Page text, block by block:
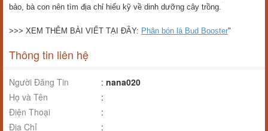
bảo, bà con nên tìm địa chỉ hiểu kỹ về dinh dưỡng cây trồng.
>>> XEM THÊM BÀI VIẾT TẠI ĐÂY: Phân bón lá Bud Booster"
Thông tin liên hệ
Người Đăng Tin : nana020
Họ và Tên
:
Điện Thoại
:
Địa Chỉ
: